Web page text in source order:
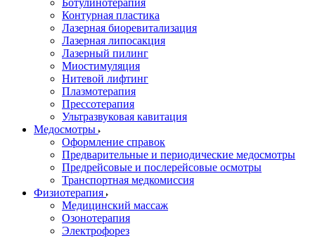
Ботулинотерапия
Контурная пластика
Лазерная биоревитализация
Лазерная липосакция
Лазерный пилинг
Миостимуляция
Нитевой лифтинг
Плазмотерапия
Прессотерапия
Ультразвуковая кавитация
Медосмотры
Оформление справок
Предварительные и периодические медосмотры
Предрейсовые и послерейсовые осмотры
Транспортная медкомиссия
Физиотерапия
Медицинский массаж
Озонотерапия
Электрофорез